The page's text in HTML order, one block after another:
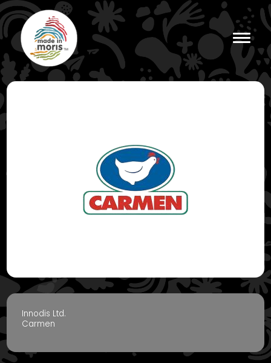
Innodis Ltd.
Carmen